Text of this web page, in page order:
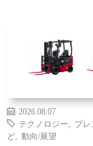
2026.08.07
テクノロジー
プレ
ど
動向/展望